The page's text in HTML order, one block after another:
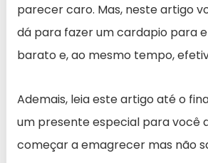
parecer caro. Mas, neste artigo
dá para fazer um cardapio para
barato e, ao mesmo tempo,
Ademais, leia este artigo até o
um presente especial para você
começar a emagrecer mas não